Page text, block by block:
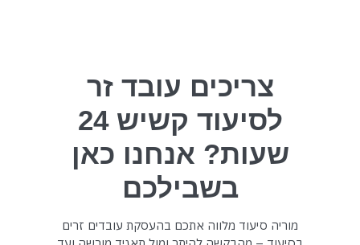
צריכים עובד זר
לסיעוד קשיש 24
שעות? אנחנו כאן
בשבילכם
מוריה סיעוד מלווה אתכם בהעסקת עובדים זרים